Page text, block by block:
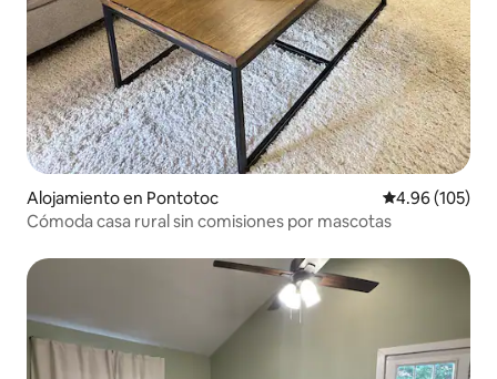
Alojamiento en Pontotoc Calificación
4.96 (105)
Cómoda casa rural sin comisiones por mascotas